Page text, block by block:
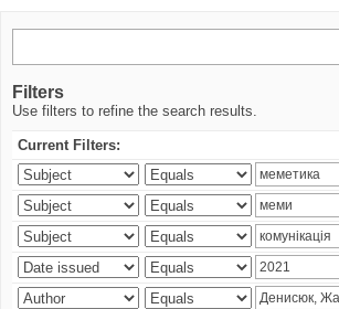
Filters
Use filters to refine the search results.
Current Filters: